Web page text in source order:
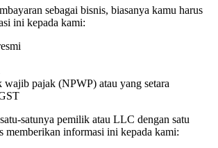
sebagai bisnis, biasanya kamu harus
ini kepada kami:
pajak (NPWP) atau yang setara
satunya pemilik atau LLC dengan satu
memberikan informasi ini kepada kami: